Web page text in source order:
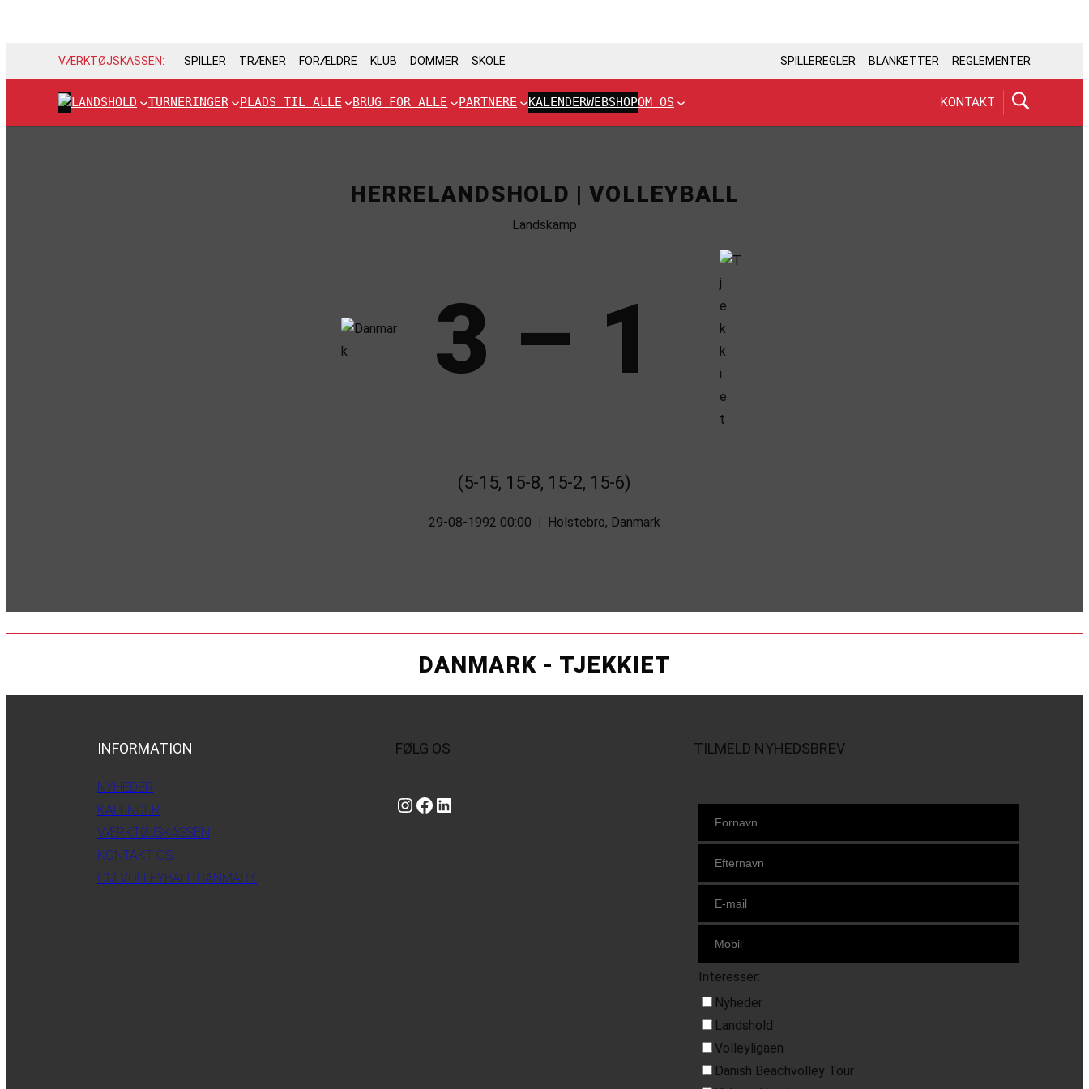
VÆRKTØJSKASSEN: SPILLER TRÆNER FORÆLDRE KLUB DOMMER SKOLE SPILLEREGLER BLANKETTER REGLEMENTER
LANDSHOLD TURNERINGER PLADS TIL ALLE BRUG FOR ALLE PARTNERE KALENDERWEBSHOPOM OS KONTAKT
HERRELANDSHOLD | VOLLEYBALL
Landskamp
3 – 1
(5-15, 15-8, 15-2, 15-6)
29-08-1992 00:00 Holstebro, Danmark
DANMARK - TJEKKIET
INFORMATION
NYHEDER
KALENDER
VÆRKTØJSKASSEN
KONTAKT OS
OM VOLLEYBALL DANMARK
FØLG OS
Instagram https://www.facebook.com/danishbeachvolleytour LinkedIn
TILMELD NYHEDSBREV
Interesser:
Nyheder
Landshold
Volleyligaen
Danish Beachvolley Tour